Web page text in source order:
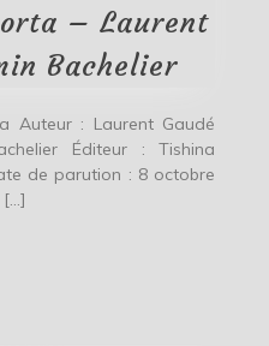
–
Laurent
Gaudé
&
Bachelier
– Laurent
Bachelier
Auteur : Laurent Gaudé
Éditeur : Tishina
de parution : 8 octobre
[…]